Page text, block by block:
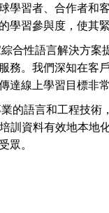
學習者、合作者和
學習參與度，使其
合性語言解決方案
務。我們深知在客
達線上學習目標非常
的語言和工程技術
訓資料有效地本地
眾。